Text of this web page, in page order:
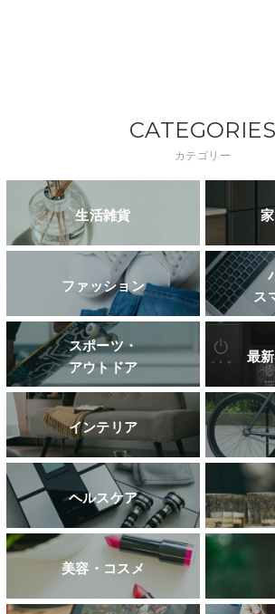
CATEGORIES
カテゴリー
生活雑貨
ファッション
ス
スポーツ・
アウトドア
最
インテリア
ヘルスケア
美容・コスメ